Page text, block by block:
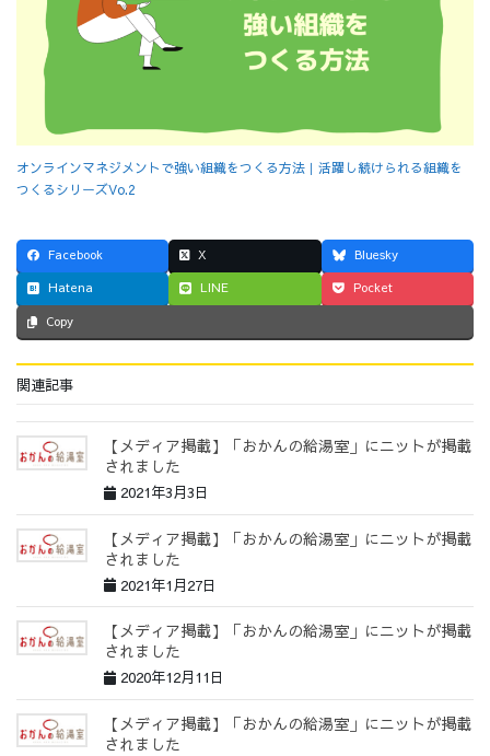
オンラインマネジメントで強い組織をつくる方法｜活躍し続けられる組織を
つくるシリーズVo.2
Facebook X
Bluesky
Hatena
LINE Pocket
Copy
関連記事
【メディア掲載】「おかんの給湯室」にニットが掲載
されました
2021年3月3日
【メディア掲載】「おかんの給湯室」にニットが掲載
されました
2021年1月27日
【メディア掲載】「おかんの給湯室」にニットが掲載
されました
2020年12月11日
【メディア掲載】「おかんの給湯室」にニットが掲載
されました